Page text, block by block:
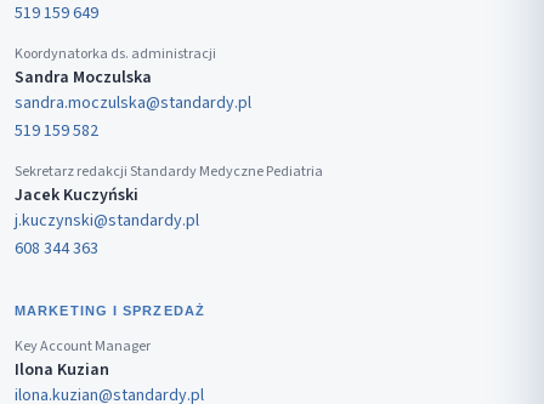
519 159 649
Koordynatorka ds. administracji
Sandra Moczulska
sandra.moczulska@standardy.pl
519 159 582
Sekretarz redakcji Standardy Medyczne Pediatria
Jacek Kuczyński
j.kuczynski@standardy.pl
608 344 363
MARKETING I SPRZEDAŻ
Key Account Manager
Ilona Kuzian
ilona.kuzian@standardy.pl